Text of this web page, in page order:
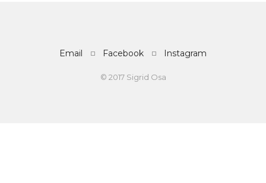
Email Facebook Instagram
© 2017 Sigrid Osa